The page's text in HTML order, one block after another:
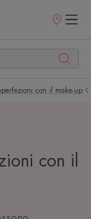
Punti
con il make-up
con il